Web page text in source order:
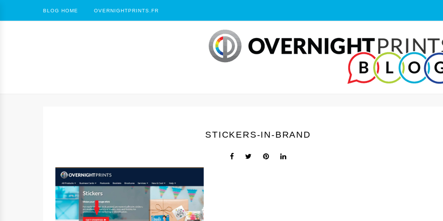
BLOG HOME OVERNIGHTPRINTS.FR
STICKERS-IN-BRAND